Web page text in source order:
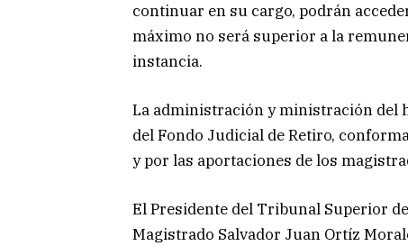
continuar en su cargo, podrán
máximo no será superior a la
instancia.
La administración y ministración del
del Fondo Judicial de Retiro,
y por las aportaciones de los
El Presidente del Tribunal Superior
Magistrado Salvador Juan Ortíz